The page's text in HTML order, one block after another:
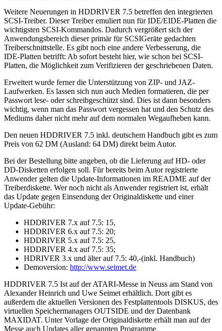
Weitere Neuerungen in HDDRIVER 7.5 betreffen den integrierten
SCSI-Treiber. Dieser Treiber emuliert nun für IDE/EIDE-Platten die
wichtigsten SCSI-Kommandos. Dadurch vergrößert sich der
Anwendungsbereich dieser primär für SCSIGeräte gedachten
Treiberschnittstelle. Es gibt noch eine andere Verbesserung, die
IDE-Platten betrifft: Ab sofort besteht hier, wie schon bei SCSI-
Platten, die Möglichkeit zum Verifizieren der geschriebenen Daten.
Erweitert wurde ferner die Unterstützung von ZIP- und JAZ-
Laufwerken. Es lassen sich nun auch Medien formatieren, die per
Passwort lese- oder schreibgeschützt sind. Dies ist dann besonders
wichtig, wenn man das Passwort vergessen hat und den Schutz des
Mediums daher nicht mehr auf dem normalen Wegaufheben kann.
Den neuen HDDRIVER 7.5 inkl. deutschem Handbuch gibt es zum
Preis von 62 DM (Ausland: 64 DM) direkt beim Autor.
Bei der Bestellung bitte angeben, ob die Lieferung auf HD- oder
DD-Disketten erfolgen soll. Für bereits beim Autor registrierte
Anwender gelten die Update-Informationen im README auf der
Treiberdiskette. Wer noch nicht als Anwender registriert ist, erhält
das Update gegen Einsendung der Originaldiskette und einer
Update-Gebühr:
HDDRIVER 7.x auf 7.5: 15,
HDDRIVER 6.x auf 7.5: 20;
HDDRIVER 5.x auf 7.5: 25,
HDDRIVER 4.x auf 7.5: 35;
HDRIVER 3.x und älter auf 7.5: 40,-(inkl. Handbuch)
Demoversion: http://www.seimet.de
HDDRIVER 7.5 Ist auf der ATARI-Messe in Neuss am Stand von
Alexander Heinrich und Uwe Seimet erhältlich. Dort gibt es
außerdem die aktuellen Versionen des Festplattentools DISKUS, des
virtuellen Speichermanagers OUTSIDE und der Datenbank
MAXIDAT. Unter Vorlage der Originaldiskette erhält man auf der
Messe auch Updates aller genannten Programme.